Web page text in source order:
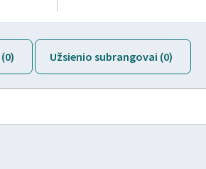
Užsienio subrangovai (0)